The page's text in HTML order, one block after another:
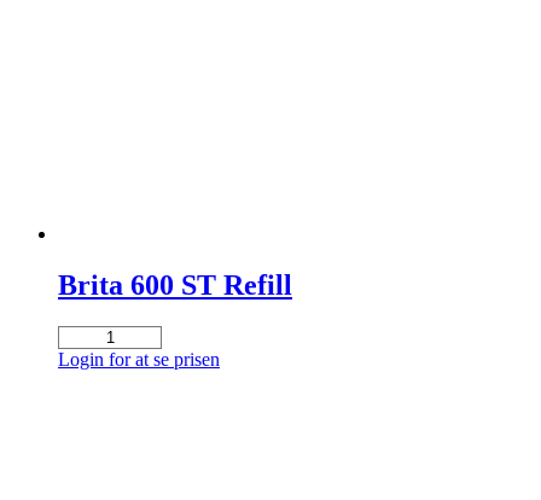
Brita 600 ST Refill
600
Login for at se prisen